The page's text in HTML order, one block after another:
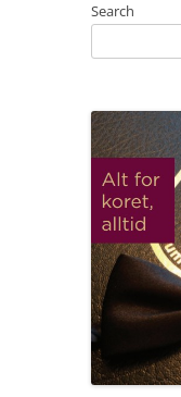
Search